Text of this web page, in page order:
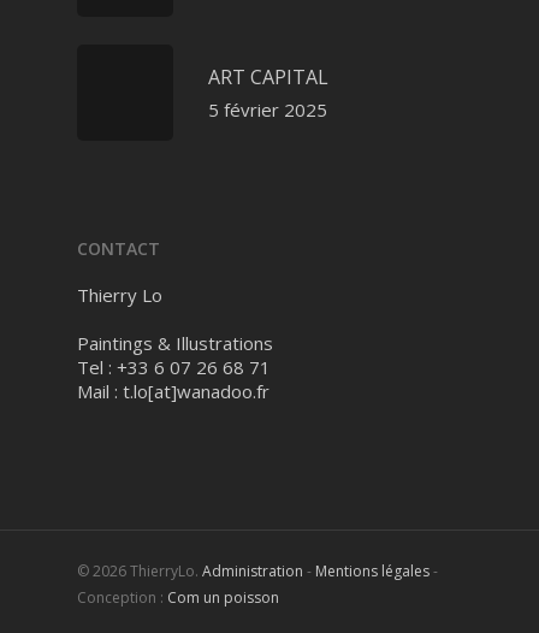
ART CAPITAL
5 février 2025
CONTACT
Thierry Lo
Paintings & Illustrations
Tel : +33 6 07 26 68 71
Mail : t.lo[at]wanadoo.fr
© 2026 ThierryLo. Administration - Mentions légales-
Conception : Com un poisson